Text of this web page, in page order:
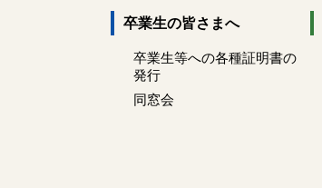
卒業生の皆さまへ
卒業生等への各種証明書の
発行
同窓会